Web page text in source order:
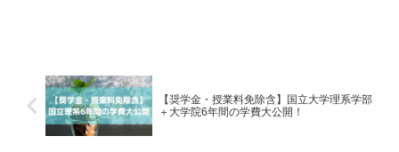
【奨学金・授業料免除含】国立大学理系学部
＋大学院6年間の学費大公開！